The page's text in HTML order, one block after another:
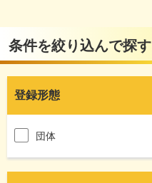
条件を絞り込んで探す
登録形態
団体